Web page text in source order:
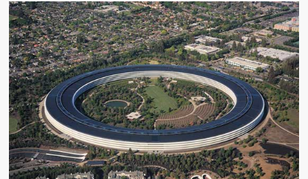
svome